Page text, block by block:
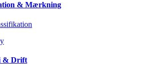
& Mærkning
& Drift